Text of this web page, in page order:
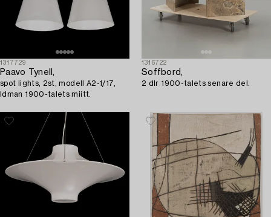
1317729
Paavo Tynell,
spot lights, 2st, modell A2-1/17,
Idman 1900-talets miitt.
1316722
Soffbord,
2 dlr 1900-talets senare del.